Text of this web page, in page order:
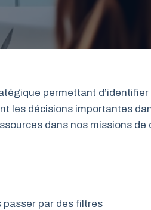
permettant d’identifier
les décisions importantes
dans nos missions de
par des filtres